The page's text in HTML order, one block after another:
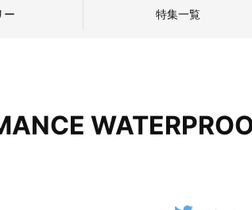
ー
のづくり 日本の暮らし 中川政七
特集一覧